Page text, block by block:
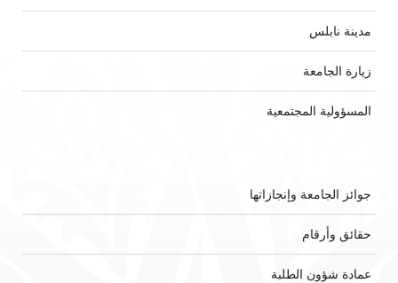
مدينة نابلس
زيارة الجامعة
المسؤولية المجتمعية
جوائز الجامعة وإنجازاتها
حقائق وأرقام
عمادة شؤون الطلبة